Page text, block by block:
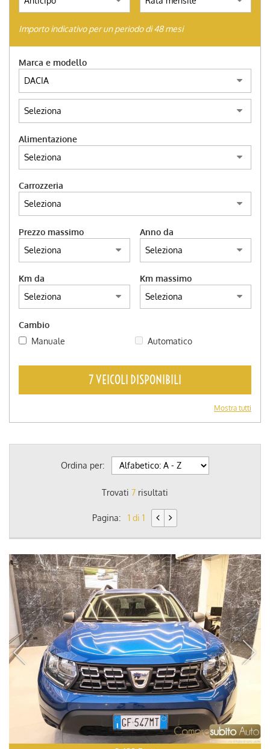
AUTO SU ORDINAZIONE
ACQUISTIAMO USATO
TROVA LA TUA AUTO
ENGLISH
FRANÇAIS
Importo indicativo per un periodo di 48 mesi
Marca e modello
Alimentazione
Carrozzeria
Prezzo massimo Anno da
Km da Km massimo
Cambio
Manuale
Automatico
7 VEICOLI DISPONIBILI
Mostra tutti
Ordina per:
Trovati 7 risultati
Pagina:1 di 1